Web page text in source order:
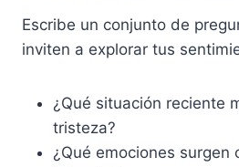
Escribe un conjunto de
inviten a explorar tus
¿Qué situación reciente
tristeza?
¿Qué emociones surgen